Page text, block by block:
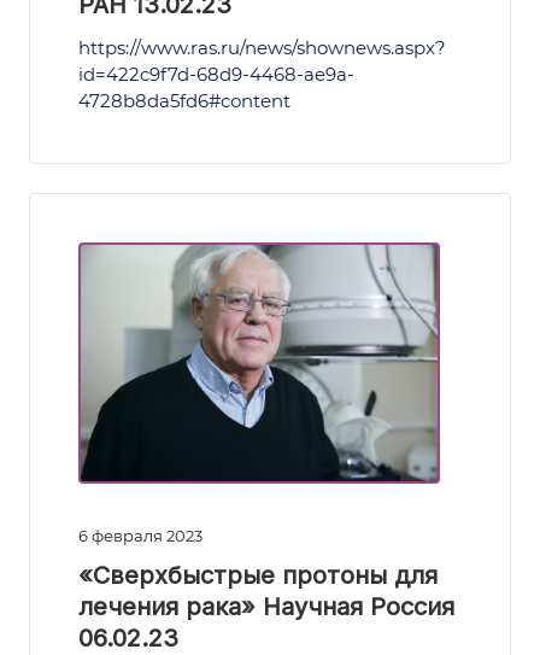
https://www.ras.ru/news/shownews.aspx?
id=422c9f7d-68d9-4468-ae9a-
4728b8da5fd6#content
6 февраля 2023
«Сверхбыстрые протоны для
лечения рака» Научная Россия
06.02.23